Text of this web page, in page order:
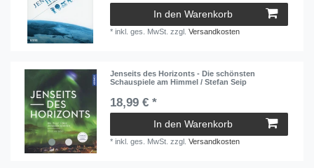
In den Warenkorb
*inkl. ges. MwSt. zzgl.Versandkosten
Jenseits des Horizonts - Die schönsten
Schauspiele am Himmel / Stefan Seip
18,99 € *
In den Warenkorb
*inkl. ges. MwSt. zzgl.Versandkosten